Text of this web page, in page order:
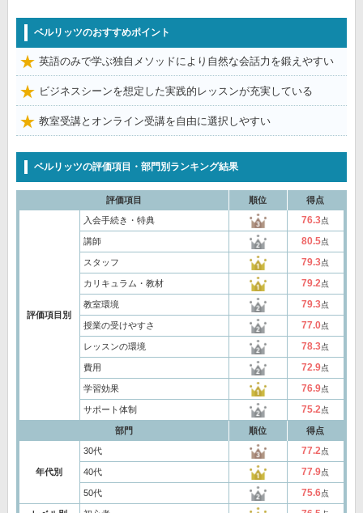
ベルリッツのおすすめポイント
英語のみで学ぶ独自メソッドにより自然な会話力を鍛えやすい
ビジネスシーンを想定した実践的レッスンが充実している
教室受講とオンライン受講を自由に選択しやすい
ベルリッツの評価項目・部門別ランキング結果
評価項目 順位 得点
評価項目別
入会手続き・特典 76.3点
講師 80.5点
スタッフ 79.3点
カリキュラム・教材 79.2点
教室環境 79.3点
授業の受けやすさ 77.0点
レッスンの環境 78.3点
費用 72.9点
学習効果 76.9点
サポート体制 75.2点
部門 順位 得点
年代別
30代 77.2点
40代 77.9点
50代 75.6点